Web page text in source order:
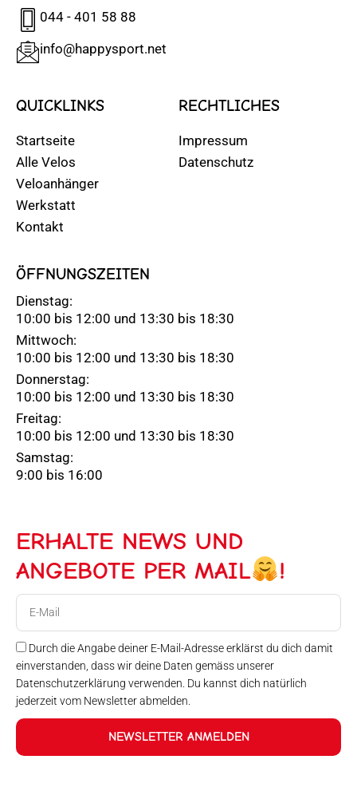
044 - 401 58 88
info@happysport.net
QUICKLINKS
Startseite
Alle Velos
Veloanhänger
Werkstatt
Kontakt
RECHTLICHES
Impressum
Datenschutz
ÖFFNUNGSZEITEN
Dienstag:
10:00 bis 12:00 und 13:30 bis 18:30
Mittwoch:
10:00 bis 12:00 und 13:30 bis 18:30
Donnerstag:
10:00 bis 12:00 und 13:30 bis 18:30
Freitag:
10:00 bis 12:00 und 13:30 bis 18:30
Samstag:
9:00 bis 16:00
ERHALTE NEWS UND
ANGEBOTE PER MAIL
!
Durch die Angabe deiner E-Mail-Adresse erklärst du dich damit
einverstanden, dass wir deine Daten gemäss unserer
Datenschutzerklärung verwenden. Du kannst dich natürlich
jederzeit vom Newsletter abmelden.
NEWSLETTER ANMELDEN